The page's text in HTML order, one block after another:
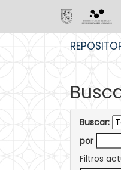
Buscar:
por
Filtros